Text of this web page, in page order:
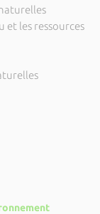
et les ressources